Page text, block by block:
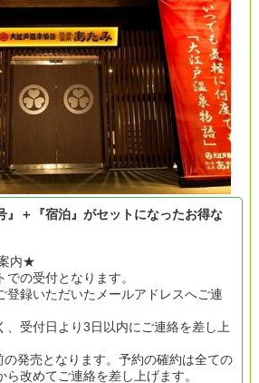
』＋『宿泊』がセットになったお得な
内★
の受付となります。
登録いただいたメールアドレスへご連
受付日より3日以内にご連絡を差し上
発売となります。予約の確約は全ての
改めてご連絡を差し上げます。